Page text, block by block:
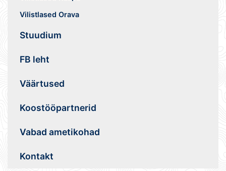
Vilistlased Orava
Stuudium
FB leht
Väärtused
Koostööpartnerid
Vabad ametikohad
Kontakt